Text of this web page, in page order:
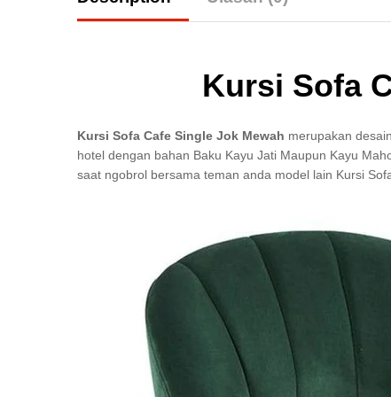
Kursi Sofa
Kursi Sofa Cafe Single Jok Mewah merupakan
hotel dengan bahan Baku Kayu Jati Maupun Kayu
saat ngobrol bersama teman anda model lain Kursi